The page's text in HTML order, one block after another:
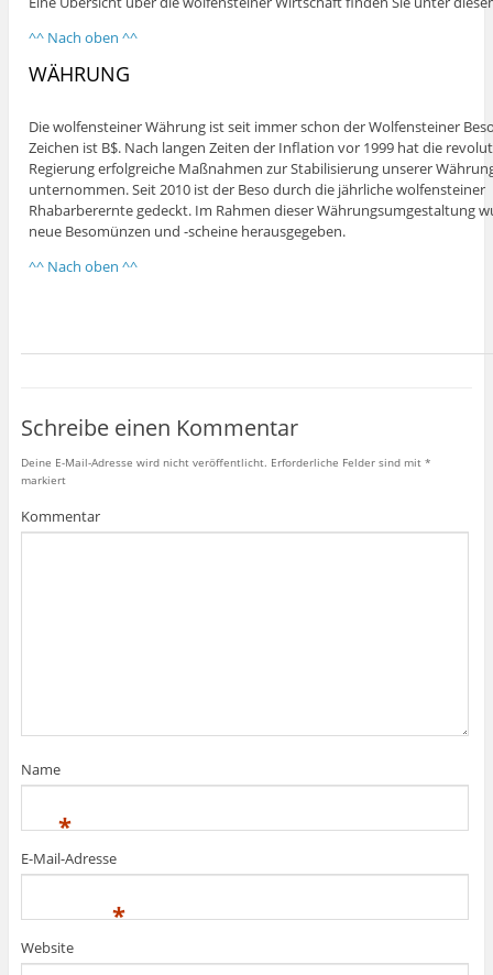
^^ Nach oben ^^
WÄHRUNG
Die wolfensteiner Währung ist seit immer schon der Wolfensteiner
Zeichen ist B$. Nach langen Zeiten der Inflation vor 1999 hat die
Regierung erfolgreiche Maßnahmen zur Stabilisierung unserer
unternommen. Seit 2010 ist der Beso durch die jährliche wolfensteiner
Rhabarberernte gedeckt. Im Rahmen dieser Währungsumgestaltung
neue Besomünzen und -scheine herausgegeben.
^^ Nach oben ^^
Schreibe einen Kommentar
Deine E-Mail-Adresse wird nicht veröffentlicht. Erforderliche Felder sind mit *
markiert
Kommentar
Name
*
E-Mail-Adresse
*
Website